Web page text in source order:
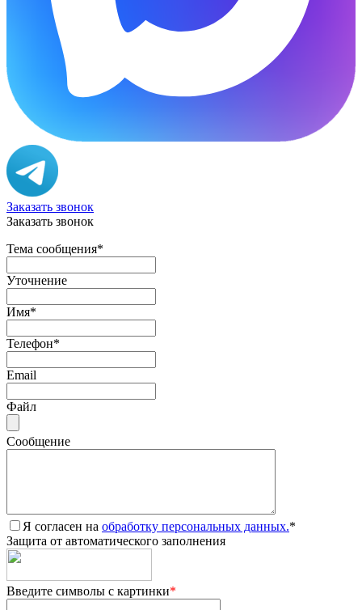
Заказать звонок
Заказать звонок
Тема сообщения*
Уточнение
Имя*
Телефон*
Email
Файл
Сообщение
Я согласен на обработку персональных данных.*
Защита от автоматического заполнения
Введите символы с картинки*